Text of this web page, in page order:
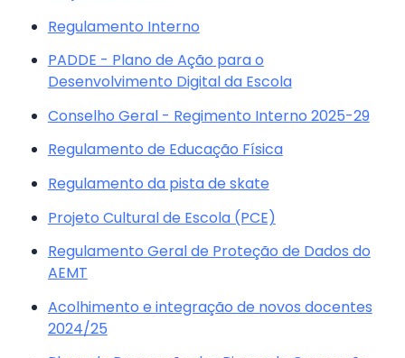
Regulamento Interno
PADDE - Plano de Ação para o
Desenvolvimento Digital da Escola
Conselho Geral - Regimento Interno 2025-29
Regulamento de Educação Física
Regulamento da pista de skate
Projeto Cultural de Escola (PCE)
Regulamento Geral de Proteção de Dados do
AEMT
Acolhimento e integração de novos docentes
2024/25